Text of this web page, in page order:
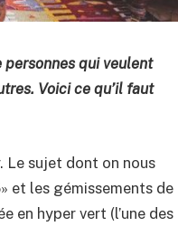
qui veulent
Voici ce qu’il faut
Le sujet dont on nous
et les gémissements de
en hyper vert (l’une des